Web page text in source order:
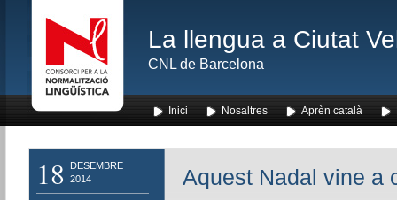
La llengua a Ciutat
CNL de Barcelona
Inici Nosaltres Aprèn català
18
DESEMBRE
2014
Aquest Nadal vine a